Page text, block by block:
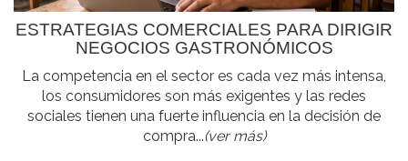
ESTRATEGIAS COMERCIALES PARA DIRIGIR
NEGOCIOS GASTRONÓMICOS
La competencia en el sector es cada vez más intensa,
los consumidores son más exigentes y las redes
sociales tienen una fuerte influencia en la decisión de
compra...(ver más)